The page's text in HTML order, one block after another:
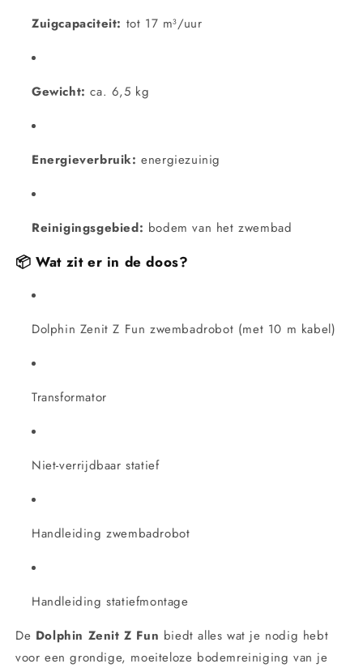
Zuigcapaciteit: tot 17 m³/uur
Gewicht: ca. 6,5 kg
Energieverbruik: energiezuinig
Reinigingsgebied: bodem van het zwembad
📦Wat zit er in de doos?
Dolphin Zenit Z Fun zwembadrobot (met 10 m kabel)
Transformator
Niet-verrijdbaar statief
Handleiding zwembadrobot
Handleiding statiefmontage
De Dolphin Zenit Z Fun biedt alles wat je nodig hebt
voor een grondige, moeiteloze bodemreiniging van je